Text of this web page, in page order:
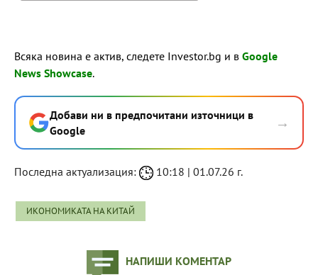
Всяка новина е актив, следете Investor.bg и в Google
News Showcase.
Добави ни в предпочитани източници в
Google
→
Последна актуализация: 10:18 | 01.07.26 г.
ИКОНОМИКАТА НА КИТАЙ
НАПИШИ КОМЕНТАР